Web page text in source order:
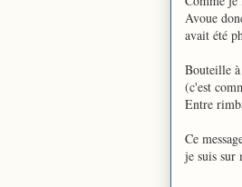
Avoue
avait été
Bouteille
(c'est
Entre
Ce
je suis sur